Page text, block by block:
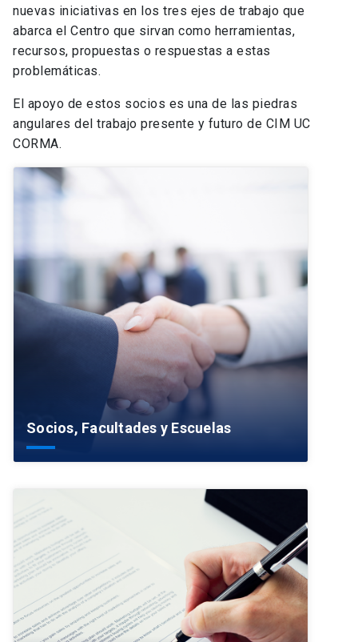
nuevas iniciativas en los tres ejes de trabajo que
abarca el Centro que sirvan como herramientas,
recursos, propuestas o respuestas a estas
problemáticas.
El apoyo de estos socios es una de las piedras
angulares del trabajo presente y futuro de CIM UC
CORMA.
Socios, Facultades y Escuelas